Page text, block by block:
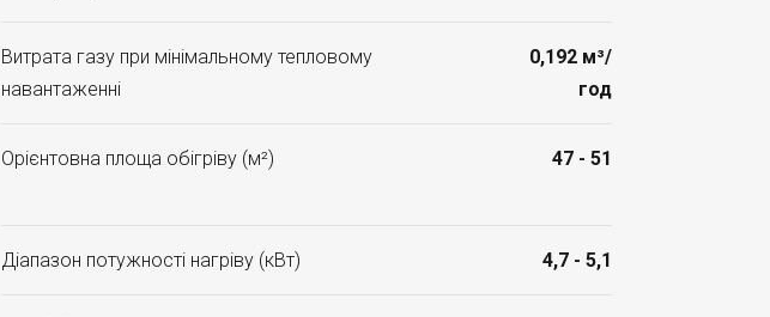
Витрата газу при мінімальному тепловому
навантаженні
0,192 м³/
год
Орієнтовна площа обігріву (м²) 47 - 51
Діапазон потужності нагріву (кВт) 4,7 - 5,1